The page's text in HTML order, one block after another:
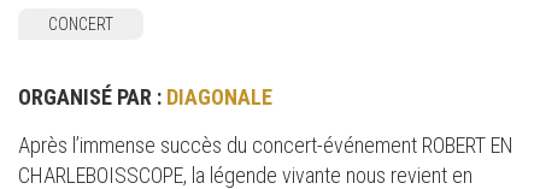
CONCERT
ORGANISÉ PAR : DIAGONALE
Après l’immense succès du concert-événement ROBERT EN
CHARLEBOISSCOPE, la légende vivante nous revient en